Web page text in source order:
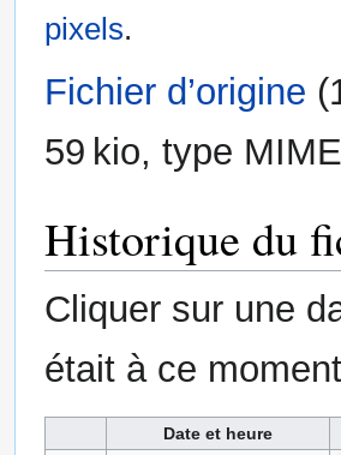
pixels.
Fichier d’origine
59 kio, type
Historique du
Cliquer sur une
était à ce
Date et heure